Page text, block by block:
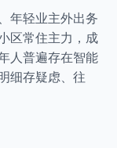
年轻业主外出务
区常住主力，成
人普遍存在智能
细存疑虑、往